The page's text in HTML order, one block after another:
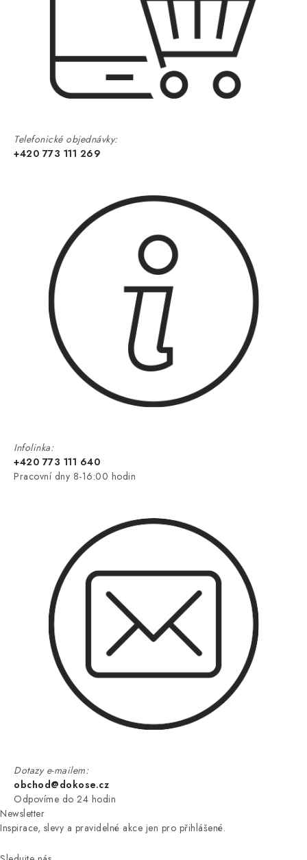
Telefonické objednávky:
+420 773 111 269
Infolinka:
+420 773 111 640
Pracovní dny 8-16:00 hodin
Dotazy e-mailem:
obchod@dokose.cz
Odpovíme do 24 hodin
Newsletter
Inspirace, slevy a pravidelné akce jen pro přihlášené.